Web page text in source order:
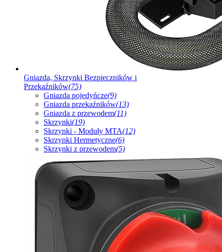
Gniazda, Skrzynki Bezpieczników i
Przekaźników(75)
Gniazda pojedyńcze(9)
Gniazda przekaźników(13)
Gniazda z przewodem(11)
Skrzynki(19)
Skrzynki - Moduły MTA(12)
Skrzynki Hermetyczne(6)
Skrzynki z przewodem(5)